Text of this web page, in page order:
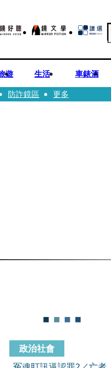
遊 生活 車錶酒
防詐鏡區 更多
政治社會